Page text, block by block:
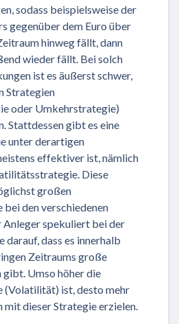
sodass beispielsweise der
gegenüber dem Euro über
hinweg fällt, dann
wieder fällt. Bei solch
ist es äußerst schwer,
Strategien
oder Umkehrstrategie)
Stattdessen gibt es eine
unter derartigen
effektiver ist, nämlich
Diese
großen
den verschiedenen
Anleger spekuliert bei der
dass es innerhalb
Zeitraums große
gibt. Umso höher die
(Volatilität) ist, desto mehr
mit dieser Strategie erzielen.